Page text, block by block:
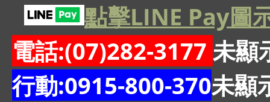
點擊LINE Pay圖
電話:(07)282-3177 未顯
行動:0915-800-370未顯